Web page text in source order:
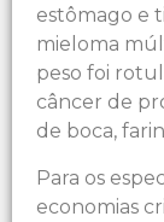
estômago e
mieloma
peso foi
câncer de
de boca,
Para os
economias